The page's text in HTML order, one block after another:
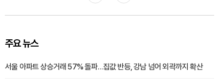
주요 뉴스
서울 아파트 상승거래 57% 돌파…집값 반등, 강남 넘어 외곽까지 확산